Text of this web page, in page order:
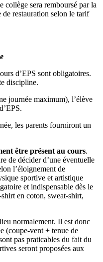
collège sera remboursé par la
restauration selon le tarif
d’EPS sont obligatoires.
discipline.
journée maximum), l’élève
les parents fourniront un
être présent au cours.
de décider d’une éventuelle
l’éloignement de
sportive et artistique
et indispensable dès le
en coton, sweat-shirt,
normalement. Il est donc
(coupe-vent + tenue de
pas praticables du fait du
seront proposées aux